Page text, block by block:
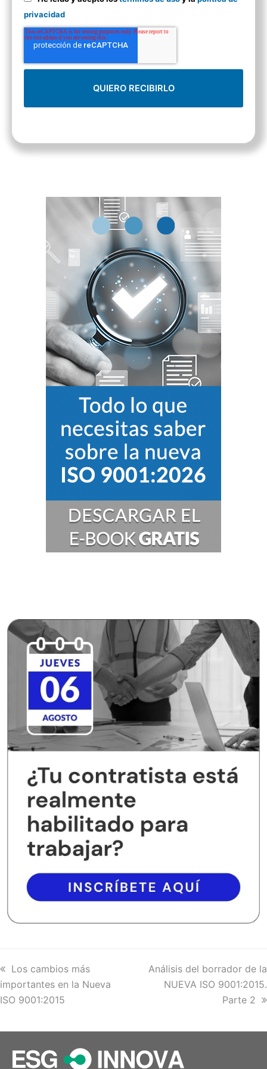
privacidad
previous
post:
Los cambios más
importantes en la Nueva
ISO 9001:2015
next
post:
Análisis del borrador de la
NUEVA ISO 9001:2015.
Parte 2